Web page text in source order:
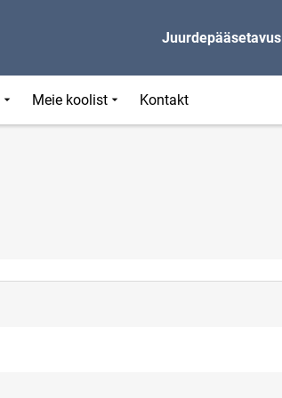
Juurdepääsetavus
Meie koolist Kontakt